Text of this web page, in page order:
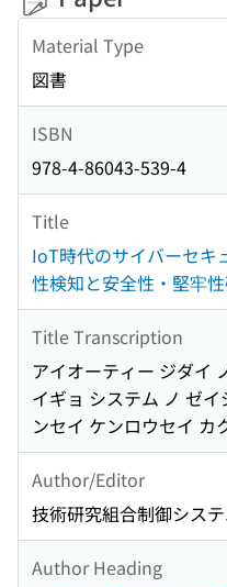
Material Type
図書
ISBN
978-4-86043-539-4
Title
IoT時代のサイバーセキ
性検知と安全性・堅牢
Title Transcription
アイオーティー ジダイ
イギョ システム ノ ゼ
ンセイ ケンロウセイ カ
Author/Editor
技術研究組合制御シス
Author Heading